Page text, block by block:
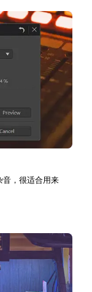
音，很适合用来